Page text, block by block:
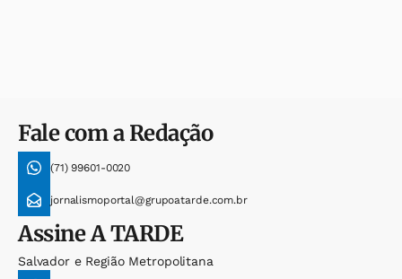
Fale com a Redação
(71) 99601-0020
jornalismoportal@grupoatarde.com.br
AssineA TARDE
Salvador e Região Metropolitana